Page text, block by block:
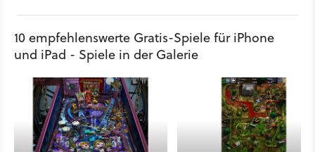
10 empfehlenswerte Gratis-Spiele für iPhone
und iPad - Spiele in der Galerie